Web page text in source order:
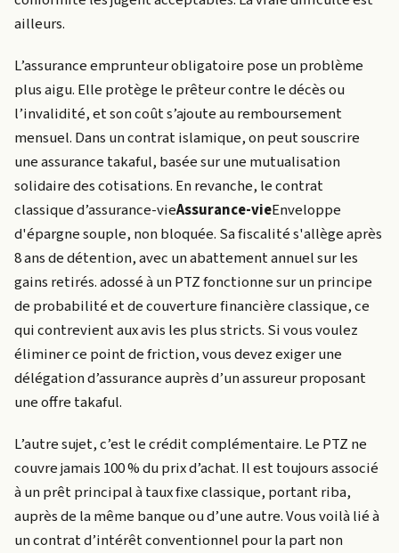
ailleurs.
L’assurance emprunteur obligatoire pose un problème
plus aigu. Elle protège le prêteur contre le décès ou
l’invalidité, et son coût s’ajoute au remboursement
mensuel. Dans un contrat islamique, on peut souscrire
une assurance takaful, basée sur une mutualisation
solidaire des cotisations. En revanche, le contrat
classique d’assurance-vieAssurance-vieEnveloppe
d'épargne souple, non bloquée. Sa fiscalité s'allège après
8 ans de détention, avec un abattement annuel sur les
gains retirés.adossé à un PTZ fonctionne sur un principe
de probabilité et de couverture financière classique, ce
qui contrevient aux avis les plus stricts. Si vous voulez
éliminer ce point de friction, vous devez exiger une
délégation d’assurance auprès d’un assureur proposant
une offre takaful.
L’autre sujet, c’est le crédit complémentaire. Le PTZ ne
couvre jamais 100 % du prix d’achat. Il est toujours associé
à un prêt principal à taux fixe classique, portant riba,
auprès de la même banque ou d’une autre. Vous voilà lié à
un contrat d’intérêt conventionnel pour la part non